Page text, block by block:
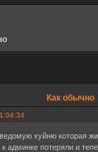
Как обычно
хуйню которая
к админке потеряли и